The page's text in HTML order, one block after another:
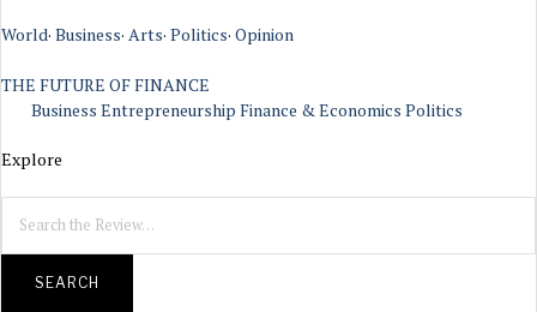
World· Business· Arts· Politics· Opinion
THE FUTURE OF FINANCE
Business Entrepreneurship Finance & Economics Politics
Explore
SEARCH